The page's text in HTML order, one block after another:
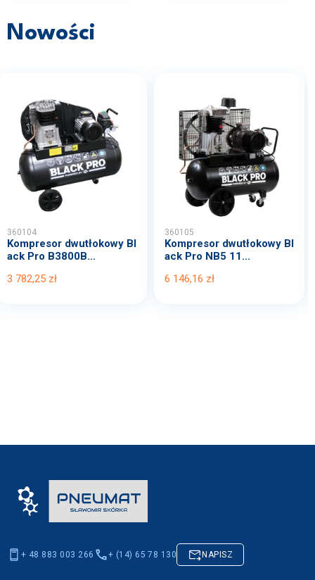
Nowości
360104
Kompresor dwutłokowy Bl
ack Pro B3800B...
3 782,25 zł
360105
Kompresor dwutłokowy Bl
ack Pro NB5 11...
6 146,16 zł
+ 48 883 003 266 + (14) 65 78 130 NAPISZ